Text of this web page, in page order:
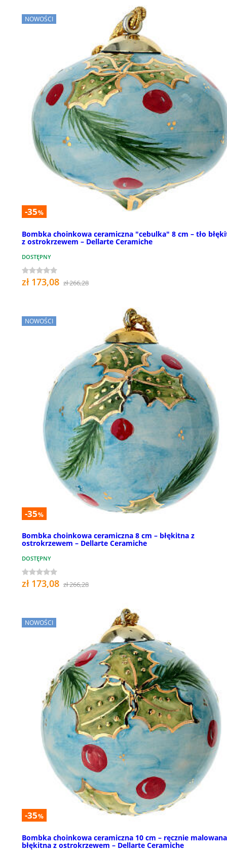
NOWOŚCI
-35%
Bombka choinkowa ceramiczna "cebulka" 8 cm – tło
z ostrokrzewem – Dellarte Ceramiche
DOSTĘPNY
zł 173,08 zł 266,28
NOWOŚCI
-35%
Bombka choinkowa ceramiczna 8 cm – błękitna z
ostrokrzewem – Dellarte Ceramiche
DOSTĘPNY
zł 173,08 zł 266,28
NOWOŚCI
-35%
Bombka choinkowa ceramiczna 10 cm – ręcznie
błękitna z ostrokrzewem – Dellarte Ceramiche